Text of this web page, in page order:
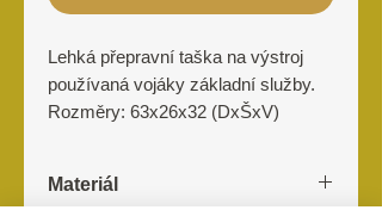
Lehká přepravní taška na výstroj
používaná vojáky základní služby.
Rozměry: 63x26x32 (DxŠxV)
Materiál